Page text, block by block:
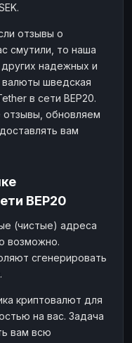
отзывы о
смутили, то наша
надежных и
шведская
в сети BEP20.
обновляем
вам
BEP20
(чистые) адреса
возможно.
сгенерировать
криптовалют для
на вас. Задача
вам всю